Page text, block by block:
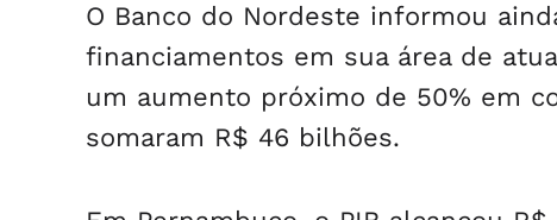
O Banco do Nordeste informou
financiamentos em sua área de
um aumento próximo de 50% em
somaram R$ 46 bilhões.